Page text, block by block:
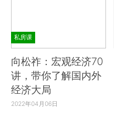
私房课
向松祚：宏观经济70
讲，带你了解国内外
经济大局
2022年04月06日